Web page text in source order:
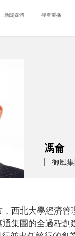
新聞媒體 觀看重播
馮侖
御風
西北大學經濟
集團的全過程